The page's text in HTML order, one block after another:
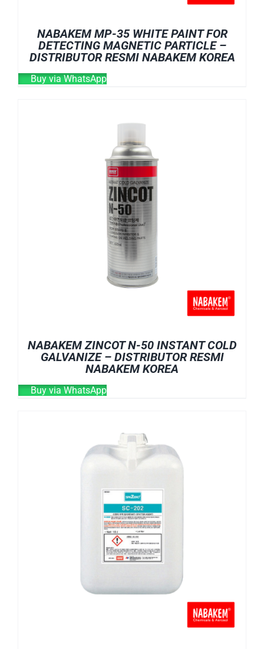
NABAKEM MP-35 WHITE PAINT FOR
DETECTING MAGNETIC PARTICLE –
DISTRIBUTOR RESMI NABAKEM KOREA
Buy via WhatsApp
NABAKEM ZINCOT N-50 INSTANT COLD
GALVANIZE – DISTRIBUTOR RESMI
NABAKEM KOREA
Buy via WhatsApp